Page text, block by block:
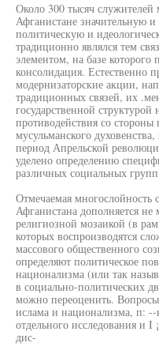
Около 300 тысяч служителей
Афганистане значительную
политическую и
традиционно являлся тем
элементом, на базе которого
консолидация. Естественно
модернизаторские акции,
традиционных связей, их
государственной
противодействия со
мусульманского
период Апрельской
уделено определению
различных социальных
Отмечаемая многослойность
Афганистана дополняется
религиозной мозаикой (в
которых воспроизводятся
массового общественного
определяют политическое
национализма (или так
в социально-политических
можно переоценить.
ислама и национализма, п:
отдельного исследования и I
дис-